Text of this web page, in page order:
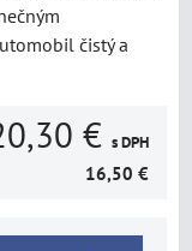
čistý a
€ s DPH
16,50 €